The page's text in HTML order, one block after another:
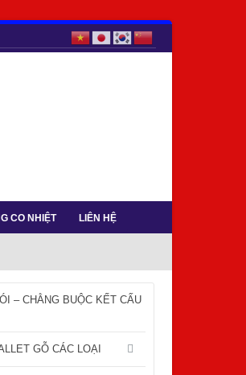
CO NHIỆT LIÊN HỆ
– CHẰNG BUỘC KẾT CẤU
GỖ CÁC LOẠI